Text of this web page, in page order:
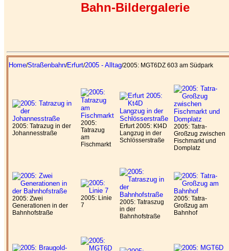
Bahn-Bildergalerie
Home/Straßenbahn/Erfurt/2005 - Alltag/2005: MGT6DZ 603 am Südpark
2005: Tatrazug in der
Johannesstraße
2005:
Tatrazug
am
Fischmarkt
Erfurt 2005: Kt4D
Langzug in der
Schlösserstraße
2005: Tatra-
Großzug zwischen
Fischmarkt und
Domplatz
2005: Zwei
Generationen in der
Bahnhofstraße
2005: Linie
7
2005: Tatraszug
in der
Bahnhofstraße
2005: Tatra-
Großzug am
Bahnhof